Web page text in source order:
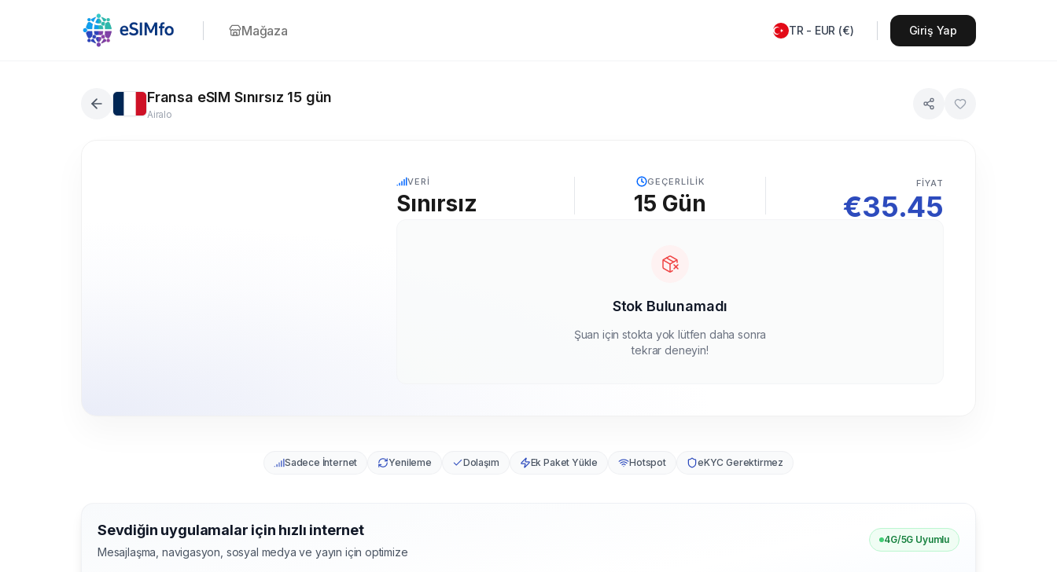
Mağaza TR - EUR (€) Giriş Yap
Fransa eSIM Sınırsız 15 gün
Airalo
VERI
Sınırsız
GEÇERLILIK
15 Gün
FIYAT
€35.45
Stok Bulunamadı
Şuan için stokta yok lütfen daha sonra
tekrar deneyin!
Sadece İnternet Yenileme Dolaşım Ek Paket Yükle Hotspot eKYC Gerektirmez
Sevdiğin uygulamalar için hızlı internet
Mesajlaşma, navigasyon, sosyal medya ve yayın için optimize
4G/5G Uyumlu